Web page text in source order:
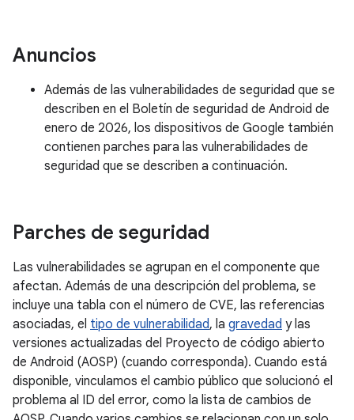
Anuncios
Además de las vulnerabilidades de seguridad que se
describen en el Boletín de seguridad de Android de
enero de 2026, los dispositivos de Google también
contienen parches para las vulnerabilidades de
seguridad que se describen a continuación.
Parches de seguridad
Las vulnerabilidades se agrupan en el componente que
afectan. Además de una descripción del problema, se
incluye una tabla con el número de CVE, las referencias
asociadas, el tipo de vulnerabilidad, la gravedad y las
versiones actualizadas del Proyecto de código abierto
de Android (AOSP) (cuando corresponda). Cuando está
disponible, vinculamos el cambio público que solucionó el
problema al ID del error, como la lista de cambios de